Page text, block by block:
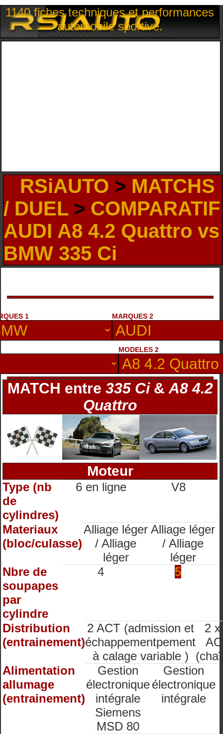
1140 fiches techniques et performances
automobile sportive.
RSiAUTO > MATCHS
/ DUEL> COMPARATIF
AUDI A8 4.2 Quattro vs
BMW 335 Ci
1 MARQUES 2
MODELES 2
MATCH entre 335 Ci& A8 4.2
Quattro
Moteur
Type (nb
de
cylindres)
6 en ligne V8
Materiaux
(bloc/culasse)
Alliage léger
/ Alliage
léger
Alliage léger
/ Alliage
léger
Nbre de
soupapes
par
cylindre
4 5
Distribution
(entrainement)
2 ACT (admission et
échappementpement
à calage variable )
2 x
Alimentation
allumage
(entrainement)
Gestion
électronique
intégrale
Siemens
MSD 80
Gestion
électronique
intégrale